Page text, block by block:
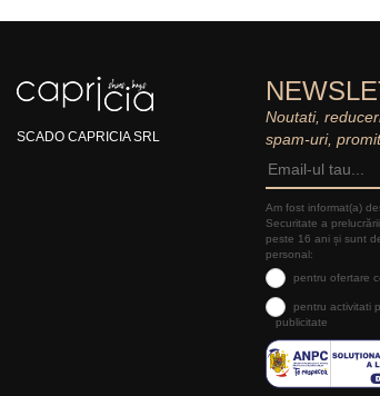
SCADO CAPRICIA SRL
Noutati,
spam-uri,
Am fost informat(a)
Securitate a
peste 16 ani și sunt
personal:
pentru ofertare
pentru activitati
publicitate